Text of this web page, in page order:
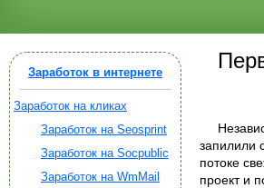
Заработок в интернете
Заработок на кликах
Заработок на Seosprint
Заработок на Socpublic
Заработок на WmMail
запилили
потоке
проект и